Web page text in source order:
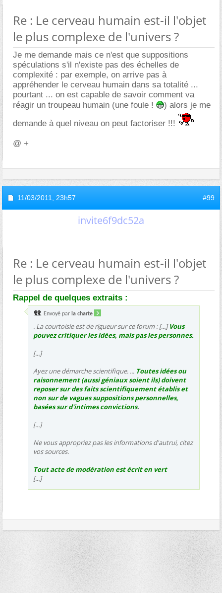
Re : Le cerveau humain est-il l'objet
le plus complexe de l'univers ?
Je me demande mais ce n'est que suppositions
spéculations s'il n'existe pas des échelles de
complexité : par exemple, on arrive pas à
appréhender le cerveau humain dans sa totalité ...
pourtant ... on est capable de savoir comment va
réagir un troupeau humain (une foule !
) alors je me
demande à quel niveau on peut factoriser !!!
@ +
11/03/2011, 23h57 #99
invite6f9dc52a
Re : Le cerveau humain est-il l'objet
le plus complexe de l'univers ?
Rappel de quelques extraits :
Envoyé par la charte
. La courtoisie est de rigueur sur ce forum : [...]Vous
pouvez critiquer les idées, mais pas les personnes.
[...]
Ayez une démarche scientifique. ... Toutes idées ou
raisonnement (aussi géniaux soient ils) doivent
reposer sur des faits scientifiquement établis et
non sur de vagues suppositions personnelles,
basées sur d'intimes convictions.
[...]
Ne vous appropriez pas les informations d'autrui, citez
vos sources.
Tout acte de modération est écrit en vert
[...]